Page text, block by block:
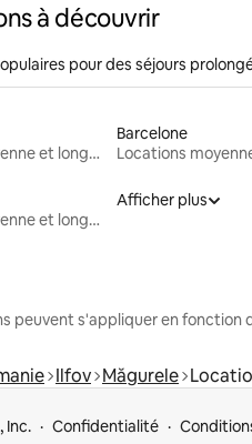
à découvrir
pour des séjours
Locations moyenne et longue durée
Barcelone
Locations moyenne et longue durée
Afficher plus
peuvent s'appliquer en
Ilfov Măgurele
Inc. Confidentialité